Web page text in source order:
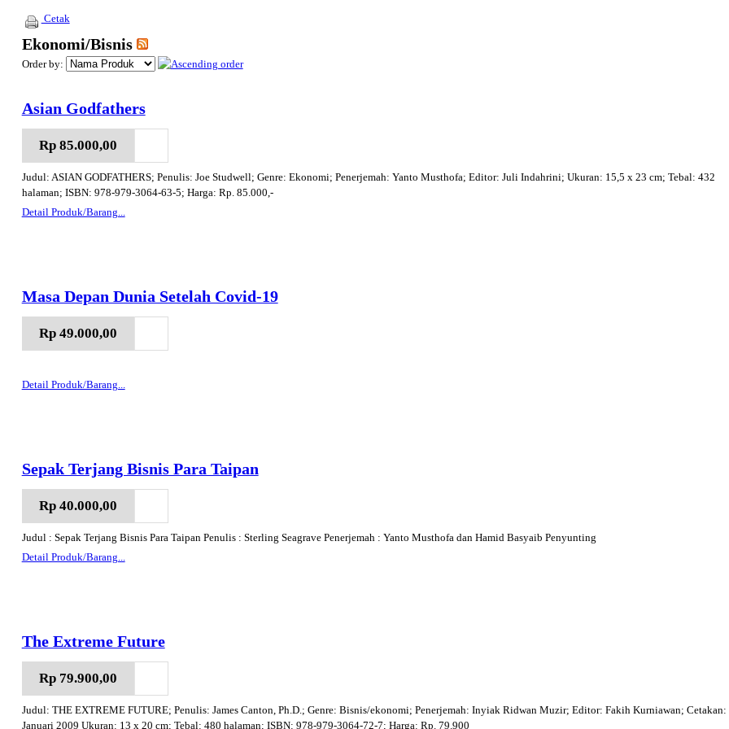
Cetak
Ekonomi/Bisnis
Order by:
Asian Godfathers
Rp 85.000,00
Judul: ASIAN GODFATHERS; Penulis: Joe Studwell; Genre: Ekonomi; Penerjemah: Yanto Musthofa; Editor: Juli Indahrini; Ukuran: 15,5 x 23 cm; Tebal: 432
halaman; ISBN: 978-979-3064-63-5; Harga: Rp. 85.000,-
Detail Produk/Barang...
Masa Depan Dunia Setelah Covid-19
Rp 49.000,00
Detail Produk/Barang...
Sepak Terjang Bisnis Para Taipan
Rp 40.000,00
Judul : Sepak Terjang Bisnis Para Taipan Penulis : Sterling Seagrave Penerjemah : Yanto Musthofa dan Hamid Basyaib Penyunting
Detail Produk/Barang...
The Extreme Future
Rp 79.900,00
Judul: THE EXTREME FUTURE; Penulis: James Canton, Ph.D.; Genre: Bisnis/ekonomi; Penerjemah: Inyiak Ridwan Muzir; Editor: Fakih Kurniawan; Cetakan:
Januari 2009 Ukuran: 13 x 20 cm; Tebal: 480 halaman; ISBN: 978-979-3064-72-7; Harga: Rp. 79.900